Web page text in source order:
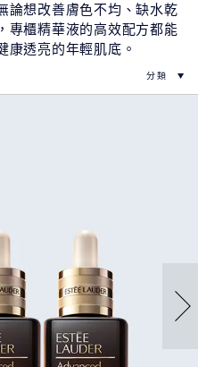
論想改善膚色不均、缺水乾
專櫃精華液的高效配方都能
康透亮的年輕肌底。